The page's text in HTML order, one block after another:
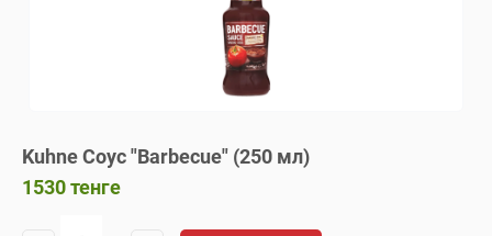
Kuhne Соус "Barbecue" (250 мл)
1530тенге